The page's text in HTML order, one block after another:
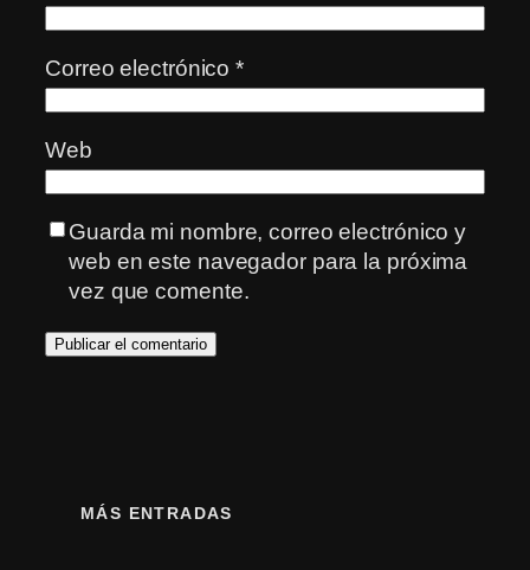
Correo electrónico*
Web
Guarda mi nombre, correo electrónico y
web en este navegador para la próxima
vez que comente.
MÁS ENTRADAS